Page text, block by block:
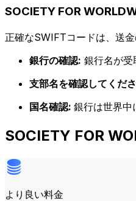
SOCIETY FOR
正確なSWIFTコードは、送
銀行の確認: 銀行名が受
支部名を確認してくだ
国名確認: 銀行は世界中
SOCIETY FOR
より良い料金